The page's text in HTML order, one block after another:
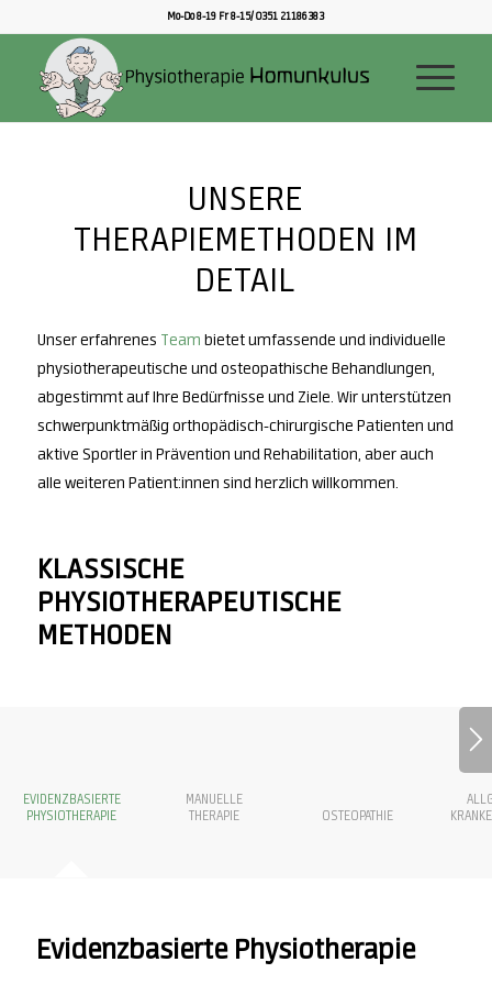
Mo-Do 8-19 Fr 8-15/ 0351 21186383
UNSERE
THERAPIEMETHODEN IM
DETAIL
Unser erfahrenes Team bietet umfassende und individuelle
physiotherapeutische und osteopathische Behandlungen,
abgestimmt auf Ihre Bedürfnisse und Ziele. Wir unterstützen
schwerpunktmäßig orthopädisch-chirurgische Patienten und
aktive Sportler in Prävention und Rehabilitation, aber auch
alle weiteren Patient:innen sind herzlich willkommen.
KLASSISCHE
PHYSIOTHERAPEUTISCHE
METHODEN
EVIDENZBASIERTE
PHYSIOTHERAPIE
MANUELLE
THERAPIE
OSTEOPATHIE
Evidenzbasierte Physiotherapie